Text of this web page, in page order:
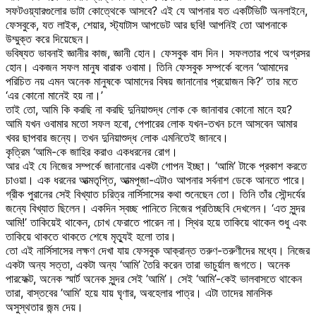
সফটওয়্যারগুলোর ডাটা কোত্থেকে আসবে? এই যে আপনার যত একটিভিটি অনলাইনে,
ফেসবুকে, যত লাইক, শেয়ার, স্ট্যাটাস আপডেট আর ছবি! আপনিই তো আপনাকে
উম্মুক্ত করে দিয়েছেন।
ভবিষ্যত ভাবনাই জ্ঞানীর কাজ, জ্ঞানী হোন। ফেসবুক বাদ দিন। সফলতার পথে অগ্রসর
হোন। একজন সফল মানুষ বারাক ওবামা। তিনি ফেসবুক সম্পর্কে বলেন ‘আমাদের
পরিচিত নয় এমন অনেক মানুষকে আমাদের বিষয় জানানোর প্রয়োজন কি?’ তার মতে
‘এর কোনো মানেই হয় না।’
তাই তো, আমি কি করছি না করছি দুনিয়াশুদ্ধ লোক কে জানাবার কোনো মানে হয়?
আমি যখন ওবামার মতো সফল হবো, পেপারের লোক যখন-তখন চলে আসবেন আমার
খবর ছাপবার জন্যে। তখন দুনিয়াশুদ্ধ লোক এমনিতেই জানবে।
কৃত্রিম ‘আমি-কে জাহির করাও একধরনের রোগ।
আর এই যে নিজের সম্পর্কে জানানোর একটা গোপন ইচ্ছা। ‘আমি’ টাকে প্রকাশ করতে
চাওয়া। এক ধরনের আত্মতৃপ্তি, আত্মপূজা-এটাও আপনার সর্বনাশ ডেকে আনতে পারে।
গ্রীক পুরানের সেই বিখ্যাত চরিত্র নার্সিসাসের কথা শুনেছেন তো। তিনি তাঁর সৌন্দর্যের
জন্যে বিখ্যাত ছিলেন। একদিন স্বচ্ছ পানিতে নিজের প্রতিচ্ছবি দেখলেন। ‘এত সুন্দর
আমি!’ তাকিয়েই থাকেন, চোখ ফেরাতে পারেন না। স্থির হয়ে তাকিয়ে থাকেন শুধু এবং
তাকিয়ে থাকতে থাকতে শেষে মৃত্যুই হলো তার।
তো এই নার্সিসাসের লক্ষণ দেখা যায় ফেসবুক আক্রান্ত তরুণ-তরুণীদের মধ্যে। নিজের
একটা অন্য সত্তা, একটা অন্য ‘আমি’ তৈরি করেন তারা ভাচুর্য়াল জগতে। অনেক
পারফেক্ট, অনেক স্মার্ট অনেক সুন্দর সেই ’আমি’। সেই ‘আমি’-কেই ভালবাসতে থাকেন
তারা, বাস্তবের ’আমি’ হয়ে যায় ঘৃণার, অবহেলার পাত্র। এটা তাদের মানসিক
অসুস্থতার জন্ম দেয়।